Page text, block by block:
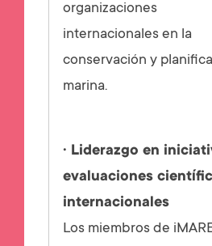
organizaciones
internacionales en la
conservación y
marina.
· Liderazgo en
evaluaciones
internacionales
Los miembros de